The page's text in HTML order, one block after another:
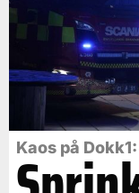
Kaos på Dokk1: